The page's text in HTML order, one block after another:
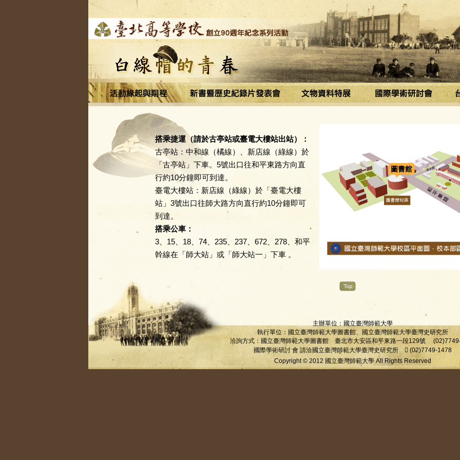
搭乘捷運（請於古亭站或臺電大樓站出站）：
古亭站：中和線（橘線）、新店線（綠線）於
「古亭站」下車。5號出口往和平東路方向直
行約10分鐘即可到達。
臺電大樓站：新店線（綠線）於「臺電大樓
站」3號出口往師大路方向直行約10分鐘即可
到達。
搭乘公車：
3、15、18、74、235、237、672、278、和平
幹線在「師大站」或「師大站一」下車 。
主辦單位： 國立臺灣師範大學
執行單位： 國立臺灣師範大學圖書館
國立臺灣師範大學臺灣史研究所
洽詢方式：國立臺灣師範大學圖書館 臺北市大安區和平東路一段129號
國際學術研討 會 請洽國立臺灣師範大學臺灣史研究所  (02)7749-1478
Copyright © 2012 國立臺灣師範大學 All Rights Reserved